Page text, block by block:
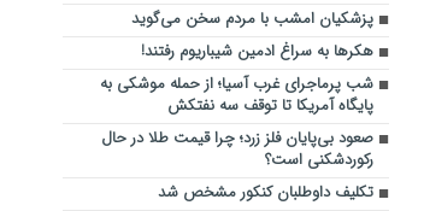
پزشکیان امشب با مردم سخن می‌گوید
هکرها به سراغ ادمین شیباریوم رفتند!
شب پرماجرای غرب آسیا؛ از حمله موشکی به
پایگاه آمریکا تا توقف سه نفتکش
صعود بی‌پایان فلز زرد؛ چرا قیمت طلا در حال
رکوردشکنی است؟
تکلیف داوطلبان کنکور مشخص شد